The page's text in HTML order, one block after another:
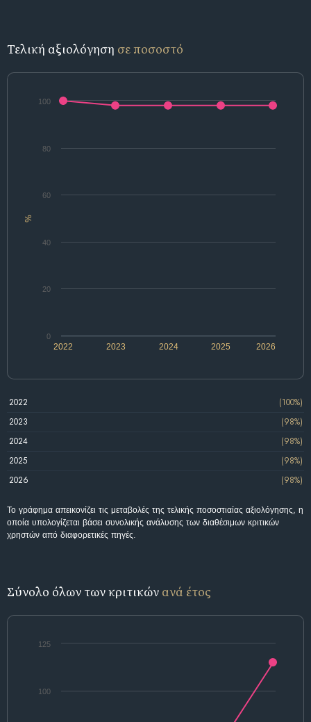
Τελική αξιολόγηση σε ποσοστό
%
2022 2024 2026
2023 2025
0
20
40
60
80
100
2022
(100%)
2023
(98%)
2024
(98%)
2025
(98%)
2026
(98%)
Το γράφημα απεικονίζει τις μεταβολές της τελικής ποσοστιαίας αξιολόγησης, η
οποία υπολογίζεται βάσει συνολικής ανάλυσης των διαθέσιμων κριτικών
χρηστών από διαφορετικές πηγές.
Σύνολο όλων των κριτικών ανά έτος
100
125